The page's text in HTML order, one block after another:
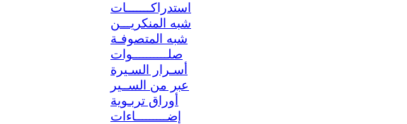
استدراكـــــــات
شبه المنكريـــن
شبه المتصوفـة
صلــــــــــوات
أسـرار السـيرة
عبر من الســير
أوراق تربـوية
إضـــــــــاءات